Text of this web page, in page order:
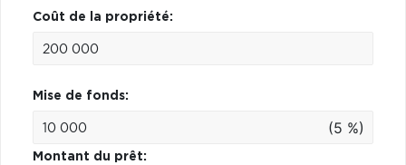
Coût de la propriété:
Mise de fonds:
(5 %)
Montant du prêt: